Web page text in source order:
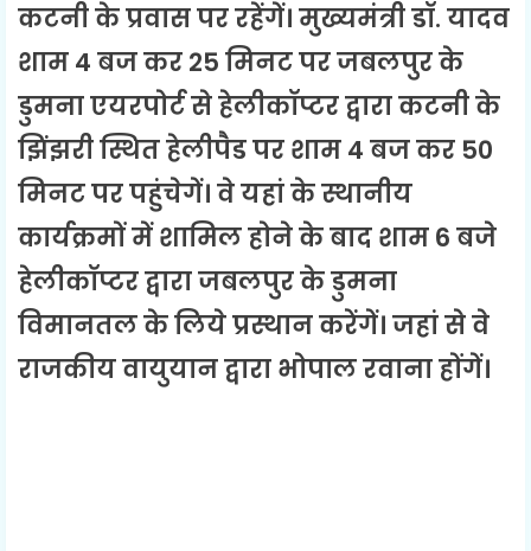
कटनी के प्रवास पर रहेंगें। मुख्यमंत्री डॉ. यादव
शाम 4 बज कर 25 मिनट पर जबलपुर के
डुमना एयरपोर्ट से हेलीकॉप्टर द्वारा कटनी के
झिंझरी स्थित हेलीपैड पर शाम 4 बज कर 50
मिनट पर पहुंचेगें। वे यहां के स्थानीय
कार्यक्रमों में शामिल होने के बाद शाम 6 बजे
हेलीकॉप्टर द्वारा जबलपुर के डुमना
विमानतल के लिये प्रस्थान करेंगें। जहां से वे
राजकीय वायुयान द्वारा भोपाल रवाना होंगें।